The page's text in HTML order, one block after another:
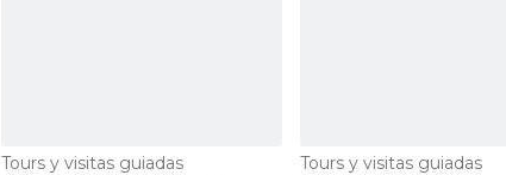
Tours y visitas guiadas
Tours y visitas guiadas